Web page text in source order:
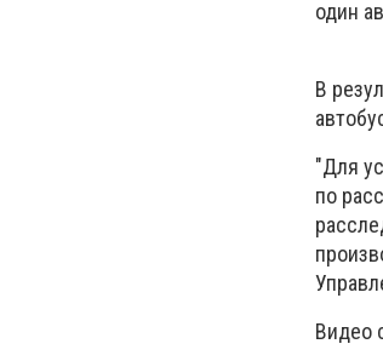
один
В
"Для
по
Видео